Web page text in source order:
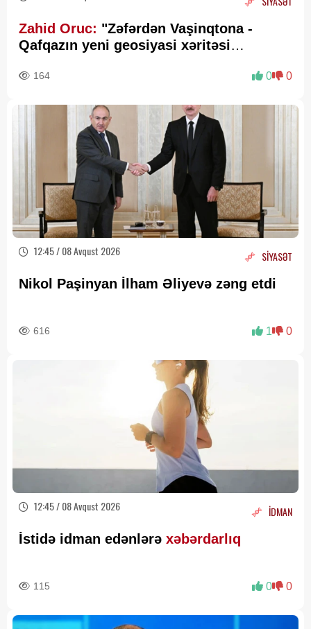
Zahid Oruc: "Zəfərdən Vaşinqtona -
Qafqazın yeni geosiyasi xəritəsi
164 0 0
12:45 / 08 Avqust 2026 SİYASƏT
Nikol Paşinyan İlham Əliyevə zəng etdi
616 1 0
12:45 / 08 Avqust 2026 İDMAN
İstidə idman edənlərə xəbərdarlıq
115 0 0